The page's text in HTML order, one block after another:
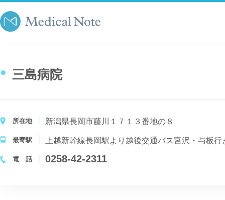
三島病院
所在地 新潟県長岡市藤川１７１３番地の８
最寄駅
電 話 0258-42-2311